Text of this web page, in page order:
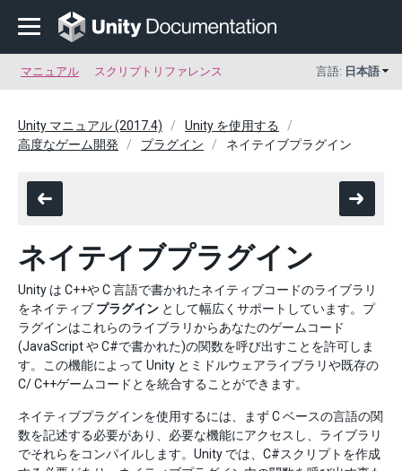
マニュアル スクリプトリファレンス 言語: 日本語
Unity マニュアル (2017.4)
Unity を使用する
高度なゲーム開発
プラグイン ネイテイブプラグイン
ネイテイブプラグイン
Unity は C++や C 言語で書かれたネイティブコードのライブラリ
をネイティブ プラグイン として幅広くサポートしています。プ
ラグインはこれらのライブラリからあなたのゲームコード
(JavaScript や C#で書かれた)の関数を呼び出すことを許可しま
す。この機能によって Unity とミドルウェアライブラリや既存の
C/ C++ゲームコードとを統合することができます。
ネイティブプラグインを使用するには、まず C ベースの言語の関
数を記述する必要があり、必要な機能にアクセスし、ライブラリ
でそれらをコンパイルします。Unity では、C#スクリプトを作成